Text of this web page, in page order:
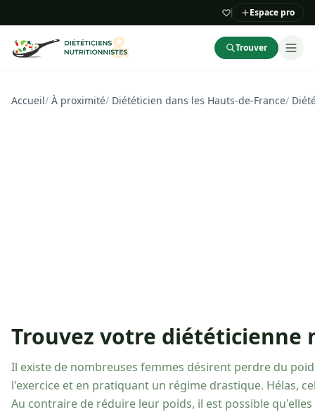
Espace pro
Trouver
Accueil/ À proximité/ Diététicien dans les Hauts-de-France/
Trouvez votre diététicienne
Il existe de nombreuses femmes désirent perdre du
l'exercice et en pratiquant un régime drastique. Hélas,
Au contraire de réduire leur poids, il est possible